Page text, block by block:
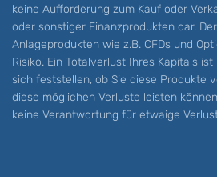
keine Aufforderung zum Kauf oder
oder sonstiger Finanzprodukten dar.
Anlageprodukten wie z.B. CFDs und
Risiko. Ein Totalverlust Ihres Kapitals
sich feststellen, ob Sie diese Produkte
diese möglichen Verluste leisten
keine Verantwortung für etwaige